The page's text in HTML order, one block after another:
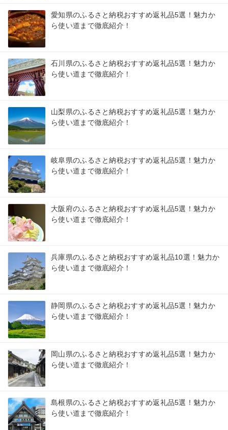
愛知県のふるさと納税おすすめ返礼品5選！魅力か
ら使い道まで徹底紹介！
石川県のふるさと納税おすすめ返礼品5選！魅力か
ら使い道まで徹底紹介！
山梨県のふるさと納税おすすめ返礼品5選！魅力か
ら使い道まで徹底紹介！
岐阜県のふるさと納税おすすめ返礼品5選！魅力か
ら使い道まで徹底紹介！
大阪府のふるさと納税おすすめ返礼品5選！魅力か
ら使い道まで徹底紹介！
兵庫県のふるさと納税おすすめ返礼品10選！魅力か
ら使い道まで徹底紹介！
静岡県のふるさと納税おすすめ返礼品5選！魅力か
ら使い道まで徹底紹介！
岡山県のふるさと納税おすすめ返礼品5選！魅力か
ら使い道まで徹底紹介！
島根県のふるさと納税おすすめ返礼品5選！魅力か
ら使い道まで徹底紹介！